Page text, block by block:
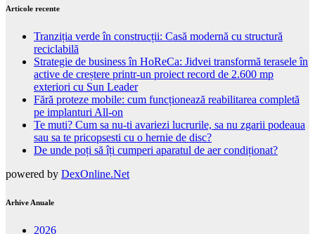
Articole recente
Tranziția verde în construcții: Casă modernă cu structură
reciclabilă
Strategie de business în HoReCa: Jidvei transformă terasele în
active de creștere printr-un proiect record de 2.600 mp
exteriori cu Sun Leader
Fără proteze mobile: cum funcționează reabilitarea completă
pe implanturi All-on
Te muti? Cum sa nu-ti avariezi lucrurile, sa nu zgarii podeaua
sau sa te pricopsesti cu o hernie de disc?
De unde poți să îți cumperi aparatul de aer condiționat?
powered by DexOnline.Net
Arhive Anuale
2026